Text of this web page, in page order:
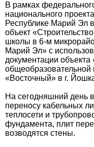
В рамках
национального
Республике Марий Эл
объект
школы в 6-м
Марий Эл» с
документации объекта
«Восточный» в г.
На сегодняшний день
переносу кабельных
теплосети и
фундамента, плит
возводятся стены.